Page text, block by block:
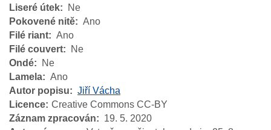
Liseré útek
Ne
Pokovené nitě
Ano
Filé riant
Ano
Filé couvert
Ne
Ondé
Ne
Lamela
Ano
Autor popisu
Jiří Vácha
Licence Creative Commons CC-BY
Záznam zpracován
19. 5. 2020